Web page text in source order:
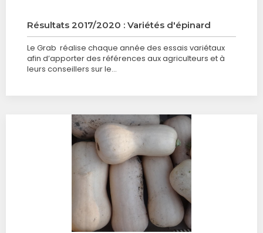
Résultats 2017/2020 : Variétés d'épinard
Le Grab réalise chaque année des essais variétaux
afin d’apporter des références aux agriculteurs et à
leurs conseillers sur le…